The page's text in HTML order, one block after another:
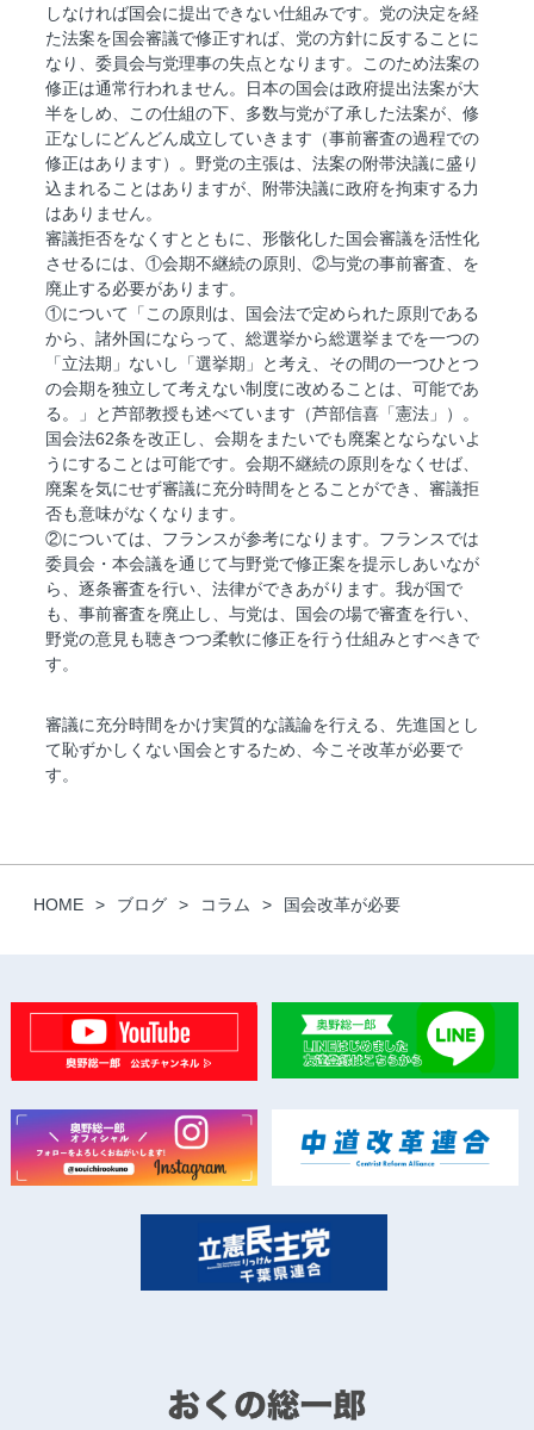
しなければ国会に提出できない仕組みです。党の決定を経
た法案を国会審議で修正すれば、党の方針に反することに
なり、委員会与党理事の失点となります。このため法案の
修正は通常行われません。日本の国会は政府提出法案が大
半をしめ、この仕組の下、多数与党が了承した法案が、修
正なしにどんどん成立していきます（事前審査の過程での
修正はあります）。野党の主張は、法案の附帯決議に盛り
込まれることはありますが、附帯決議に政府を拘束する力
はありません。
審議拒否をなくすとともに、形骸化した国会審議を活性化
させるには、①会期不継続の原則、②与党の事前審査、を
廃止する必要があります。
①について「この原則は、国会法で定められた原則である
から、諸外国にならって、総選挙から総選挙までを一つの
「立法期」ないし「選挙期」と考え、その間の一つひとつ
の会期を独立して考えない制度に改めることは、可能であ
る。」と芦部教授も述べています（芦部信喜「憲法」）。
国会法62条を改正し、会期をまたいでも廃案とならないよ
うにすることは可能です。会期不継続の原則をなくせば、
廃案を気にせず審議に充分時間をとることができ、審議拒
否も意味がなくなります。
②については、フランスが参考になります。フランスでは
委員会・本会議を通じて与野党で修正案を提示しあいなが
ら、逐条審査を行い、法律ができあがります。我が国で
も、事前審査を廃止し、与党は、国会の場で審査を行い、
野党の意見も聴きつつ柔軟に修正を行う仕組みとすべきで
す。
審議に充分時間をかけ実質的な議論を行える、先進国とし
て恥ずかしくない国会とするため、今こそ改革が必要で
す。
HOME ブログ コラム 国会改革が必要